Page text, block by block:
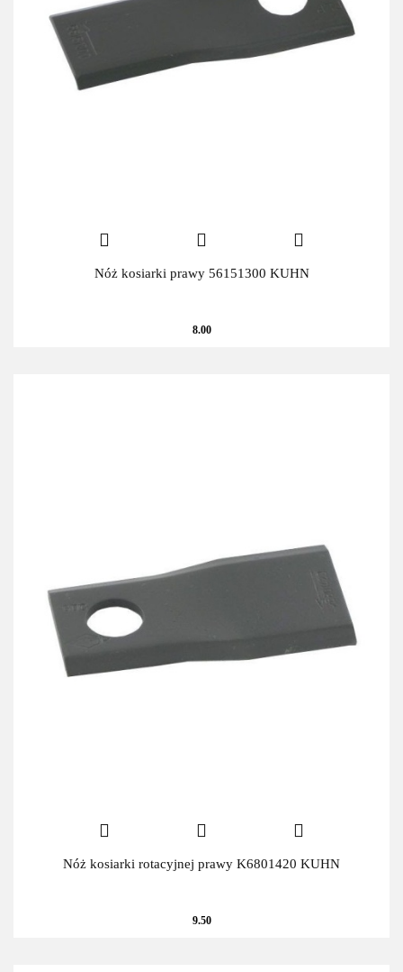
Nóż kosiarki prawy 56151300 KUHN
8.00
Nóż kosiarki rotacyjnej prawy K6801420 KUHN
9.50